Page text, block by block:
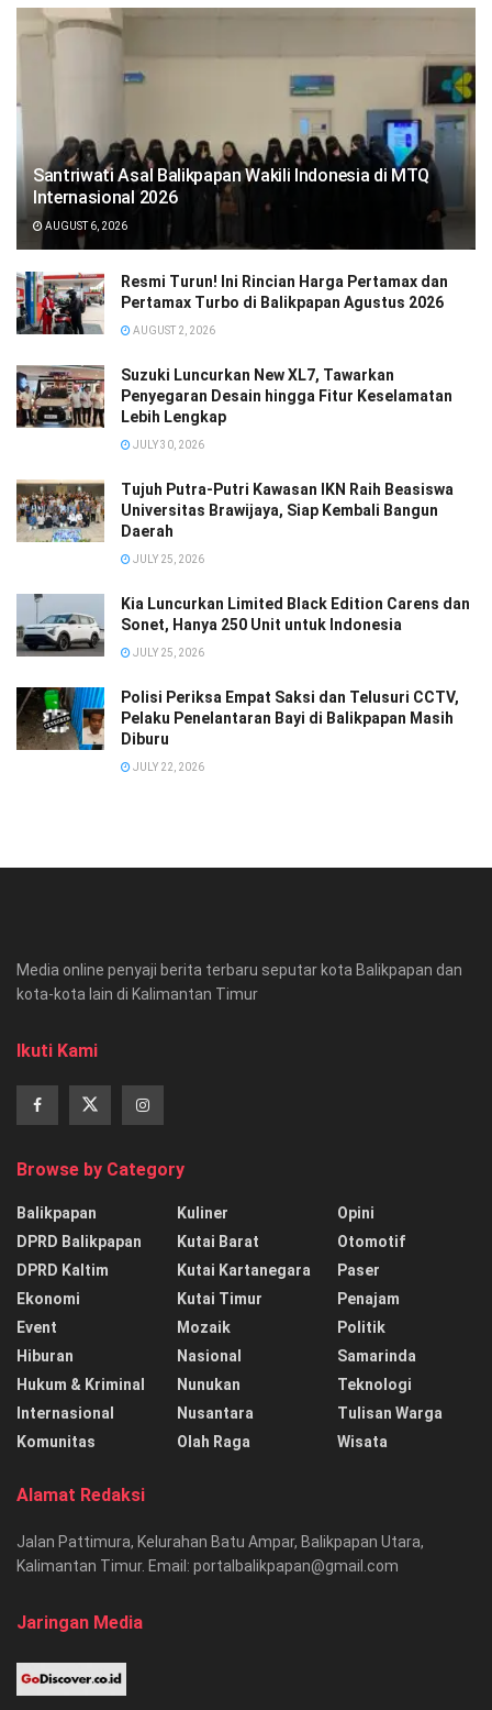
Santriwati Asal Balikpapan Wakili Indonesia di MTQ
Internasional 2026
AUGUST 6, 2026
Resmi Turun! Ini Rincian Harga Pertamax dan
Pertamax Turbo di Balikpapan Agustus 2026
AUGUST 2, 2026
Suzuki Luncurkan New XL7, Tawarkan
Penyegaran Desain hingga Fitur Keselamatan
Lebih Lengkap
JULY 30, 2026
Tujuh Putra-Putri Kawasan IKN Raih Beasiswa
Universitas Brawijaya, Siap Kembali Bangun
Daerah
JULY 25, 2026
Kia Luncurkan Limited Black Edition Carens dan
Sonet, Hanya 250 Unit untuk Indonesia
JULY 25, 2026
Polisi Periksa Empat Saksi dan Telusuri CCTV,
Pelaku Penelantaran Bayi di Balikpapan Masih
Diburu
JULY 22, 2026
Media online penyaji berita terbaru seputar kota Balikpapan dan
kota-kota lain di Kalimantan Timur
Ikuti Kami
Browse by Category
Balikpapan
DPRD Balikpapan
DPRD Kaltim
Ekonomi
Event
Hiburan
Hukum & Kriminal
Internasional
Komunitas
Kuliner
Kutai Barat
Kutai Kartanegara
Kutai Timur
Mozaik
Nasional
Nunukan
Nusantara
Olah Raga
Opini
Otomotif
Paser
Penajam
Politik
Samarinda
Teknologi
Tulisan Warga
Wisata
Alamat Redaksi
Jalan Pattimura, Kelurahan Batu Ampar, Balikpapan Utara,
Kalimantan Timur. Email: portalbalikpapan@gmail.com
Jaringan Media